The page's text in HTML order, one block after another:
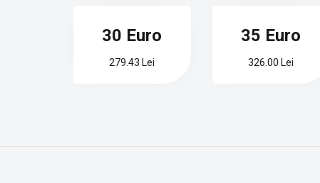
30 Euro
279.43 Lei
35 Euro
326.00 Lei